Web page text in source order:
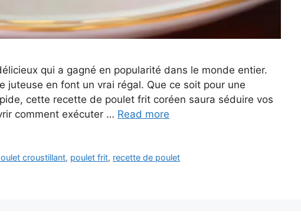
qui a gagné en popularité dans le monde entier.
juteuse en font un vrai régal. Que ce soit pour une
cette recette de poulet frit coréen saura séduire vos
comment exécuter … Read more
croustillant, poulet frit, recette de poulet